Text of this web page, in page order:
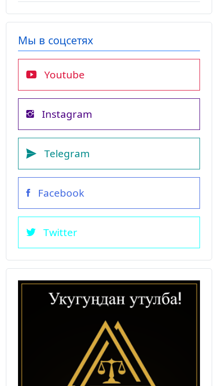
Мы в соцсетях
Youtube
Instagram
Telegram
Facebook
Twitter